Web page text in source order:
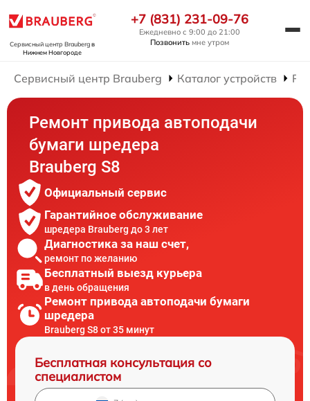
Сервисный центр Braubergв
Нижнем Новгороде
+7 (831) 231-09-76
Ежедневно с 9:00 до 21:00
Позвонить мне утром
Сервисный центр Brauberg Каталог устройств
Ремонт привода автоподачи
бумаги шредера
Brauberg S8
Официальный сервис
Гарантийное обслуживание
шредера Brauberg до 3 лет
Диагностика за наш счет,
ремонт по желанию
Бесплатный выезд курьера
в день обращения
Ремонт привода автоподачи бумаги
шредера
Brauberg S8 от 35 минут
Бесплатная консультация со
специалистом